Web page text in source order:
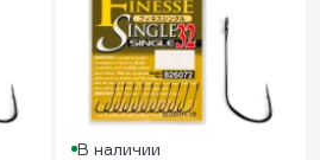
В наличии